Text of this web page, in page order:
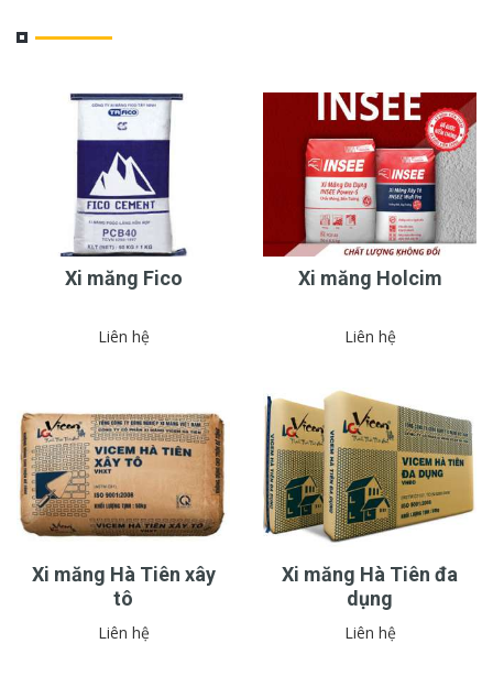
Xi măng Fico
Liên hệ
Xi măng Holcim
Liên hệ
Xi măng Hà Tiên xây
tô
Liên hệ
Xi măng Hà Tiên đa
dụng
Liên hệ